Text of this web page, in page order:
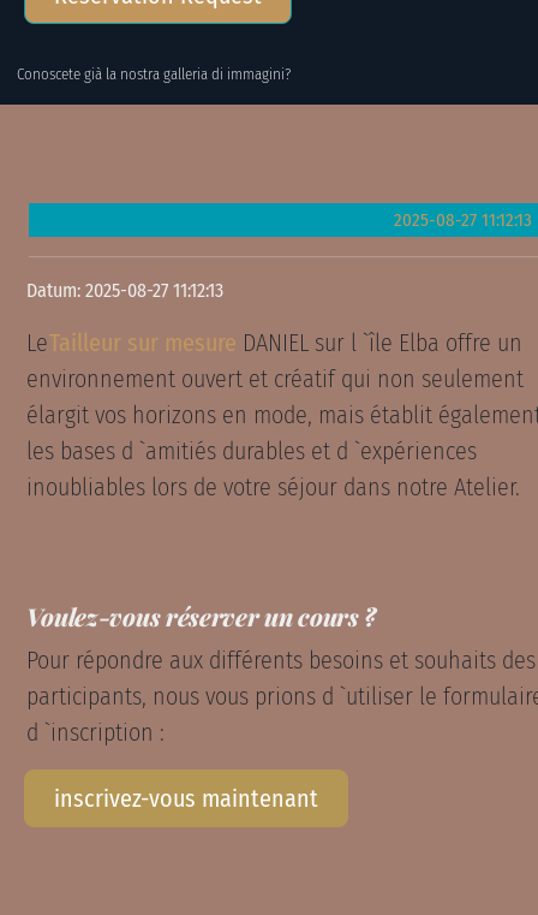
Conoscete già la nostra galleria di immagini?
2025-08-27 11:12:13
Datum: 2025-08-27 11:12:13
LeTailleur sur mesure DANIEL sur l `île Elba offre un
environnement ouvert et créatif qui non seulement
élargit vos horizons en mode, mais établit
les bases d `amitiés durables et d `expériences
inoubliables lors de votre séjour dans notre Atelier.
Voulez-vous réserver un cours ?
Pour répondre aux différents besoins et souhaits des
participants, nous vous prions d `utiliser le
d `inscription :
inscrivez-vous maintenant